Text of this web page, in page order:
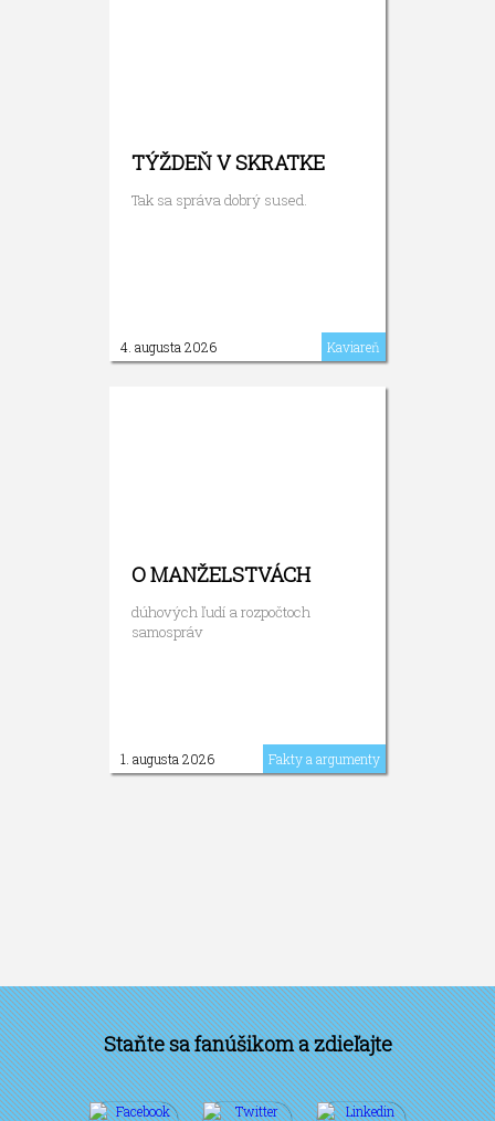
TÝŽDEŇ V SKRATKE
Tak sa správa dobrý sused.
4. augusta 2026 Kaviareň
O MANŽELSTVÁCH
dúhových ľudí a rozpočtoch
samospráv
1. augusta 2026 Fakty a argumenty
Staňte sa fanúšikom a zdieľajte